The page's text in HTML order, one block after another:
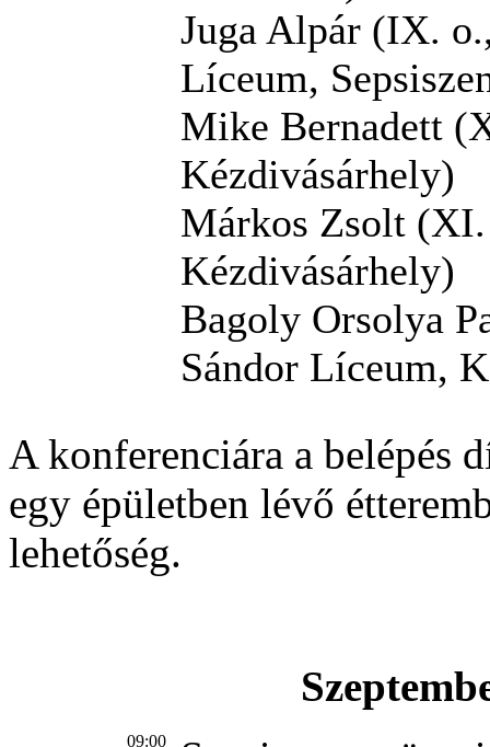
Juga Alpár (IX.
Líceum,
Mike Bernadett
Kézdivásárhely)
Márkos Zsolt (XI.
Kézdivásárhely)
Bagoly Orsolya
Sándor Líceum,
A konferenciára a belépés
egy épületben lévő
lehetőség.
09:00